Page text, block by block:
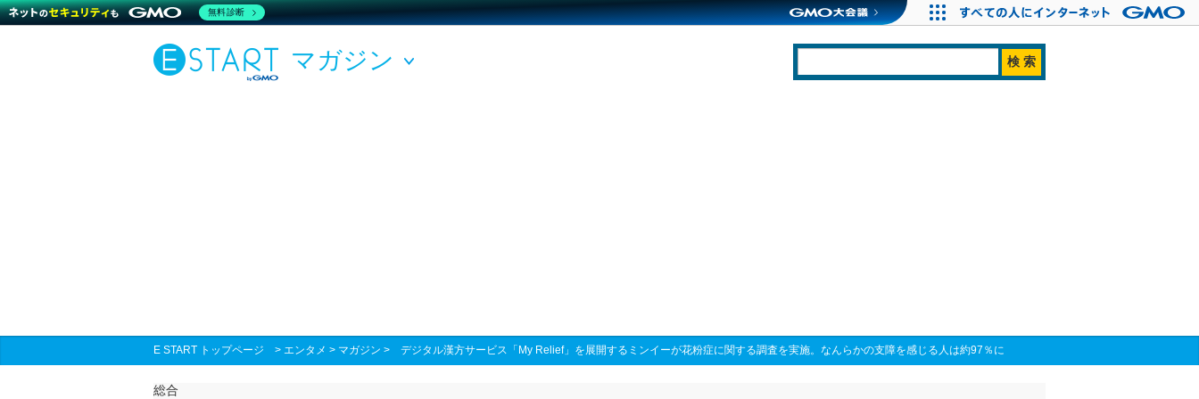
マガジン
E START トップページ > エンタメ > マガジン > デジタル漢方サービス「My Relief」を展開するミンイーが花粉症に関する調査を実施。なんらかの支障を感じる人は約97％に
総合
無料診断